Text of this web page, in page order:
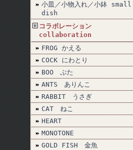
小皿／小物入れ／小鉢 small
dish
コラボレーション
collaboration
FROG かえる
COCK にわとり
BOO ぶた
ANTS ありんこ
RABBIT うさぎ
CAT ねこ
HEART
MONOTONE
GOLD FISH 金魚